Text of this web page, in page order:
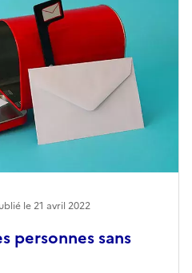
personnes sans
le21 avril 2022